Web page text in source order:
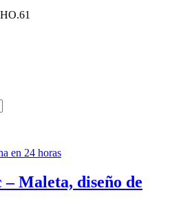
en 24 horas
Maleta, diseño de